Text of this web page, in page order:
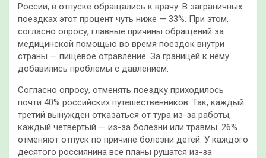
России, в отпуске обращались к врачу. В заграничных
поездках этот процент чуть ниже — 33%. При этом,
согласно опросу, главные причины обращений за
медицинской помощью во время поездок внутри
страны — пищевое отравление. За границей к нему
добавились проблемы с давлением.
Согласно опросу, отменять поездку приходилось
почти 40% российских путешественников. Так, каждый
третий вынужден отказаться от тура из-за работы,
каждый четвертый — из-за болезни или травмы. 26%
отменяют отпуск по причине болезни детей. У каждого
десятого россиянина все планы рушатся из-за